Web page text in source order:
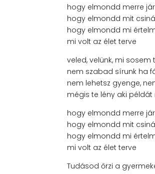
hogy elmondd merre
hogy elmondd mit
hogy elmondd mi
mi volt az élet terve
veled, velünk, mi sosem
nem szabad sírunk ha
nem lehetsz gyenge,
mégis te lény aki
hogy elmondd merre
hogy elmondd mit
hogy elmondd mi
mi volt az élet terve
Tudásod őrzi a